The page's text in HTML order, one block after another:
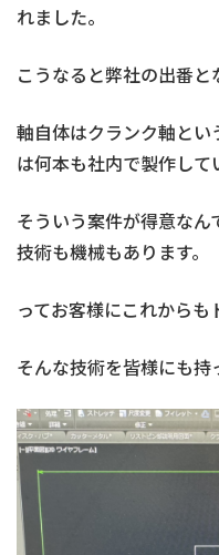
れました。
こうなると弊社の出番と
軸自体はクランク軸と
は何本も社内で製作し
そういう案件が得意なん
技術も機械もあります。
ってお客様にこれからも
そんな技術を皆様にも持